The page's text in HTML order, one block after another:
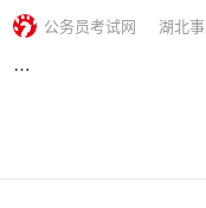
公务员考试网 湖北
…